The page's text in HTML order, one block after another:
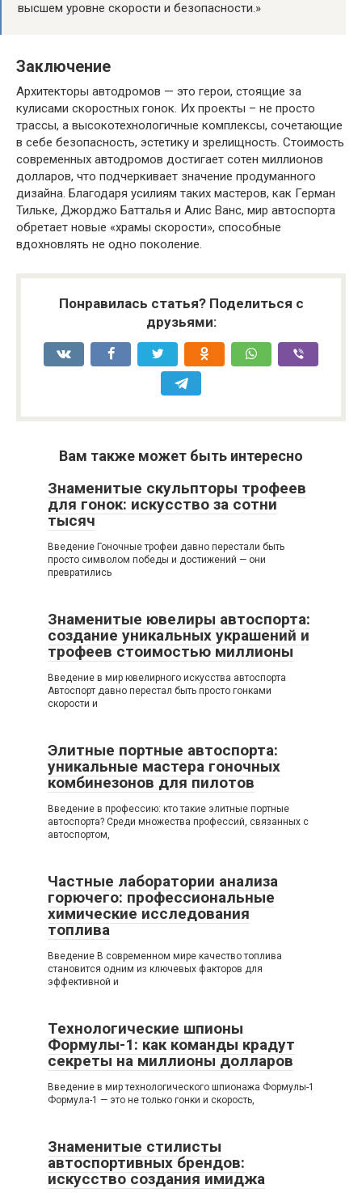
высшем уровне скорости и безопасности.»
Заключение
Архитекторы автодромов — это герои, стоящие за
кулисами скоростных гонок. Их проекты – не просто
трассы, а высокотехнологичные комплексы, сочетающие
в себе безопасность, эстетику и зрелищность. Стоимость
современных автодромов достигает сотен миллионов
долларов, что подчеркивает значение продуманного
дизайна. Благодаря усилиям таких мастеров, как Герман
Тильке, Джорджо Батталья и Алис Ванс, мир автоспорта
обретает новые «храмы скорости», способные
вдохновлять не одно поколение.
Понравилась статья? Поделиться с
друзьями:
Вам также может быть интересно
Знаменитые скульпторы трофеев
для гонок: искусство за сотни
тысяч
Введение Гоночные трофеи давно перестали быть
просто символом победы и достижений — они
превратились
Знаменитые ювелиры автоспорта:
создание уникальных украшений и
трофеев стоимостью миллионы
Введение в мир ювелирного искусства автоспорта
Автоспорт давно перестал быть просто гонками
скорости и
Элитные портные автоспорта:
уникальные мастера гоночных
комбинезонов для пилотов
Введение в профессию: кто такие элитные портные
автоспорта? Среди множества профессий, связанных с
автоспортом,
Частные лаборатории анализа
горючего: профессиональные
химические исследования
топлива
Введение В современном мире качество топлива
становится одним из ключевых факторов для
эффективной и
Технологические шпионы
Формулы-1: как команды крадут
секреты на миллионы долларов
Введение в мир технологического шпионажа Формулы-1
Формула-1 — это не только гонки и скорость,
Знаменитые стилисты
автоспортивных брендов:
искусство создания имиджа